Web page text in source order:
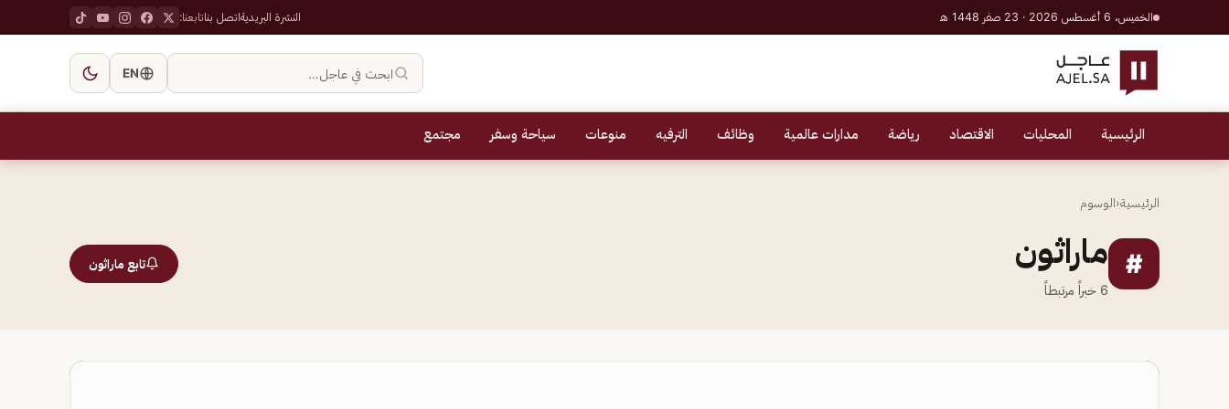
الخميس، 6 أغسطس 2026 · 23 صفر 1448 هـ النشرة البريديةاتصل بناتابعنا:
ابحث في عاجل… EN
الرئيسية المحليات الاقتصاد رياضة مدارات عالمية وظائف الترفيه منوعات سياحة وسفر مجتمع
الرئيسية‹الوسوم
# ماراثون
6 خبراً مرتبطاً
تابع ماراثون